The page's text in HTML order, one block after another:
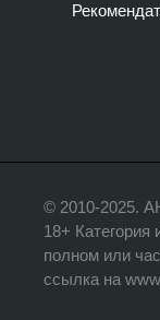
© 2010-2025.
18+
полном или
ссылка на